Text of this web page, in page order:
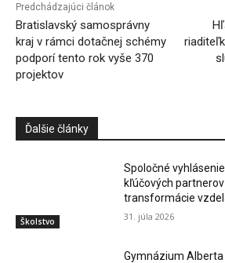
Predchádzajúci článok
Bratislavský samosprávny
kraj v rámci dotačnej schémy
podporí tento rok vyše 370
projektov
Ďalšie články
Školstvo
Spoločné
kľúčových
transformácie
31. júla 2026
Gymnázium